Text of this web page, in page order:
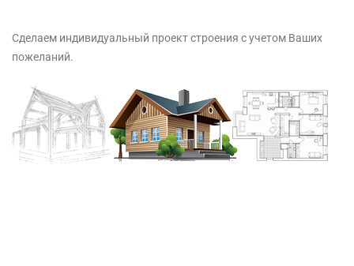
Сделаем индивидуальный проект строения с учетом Ваших
пожеланий.